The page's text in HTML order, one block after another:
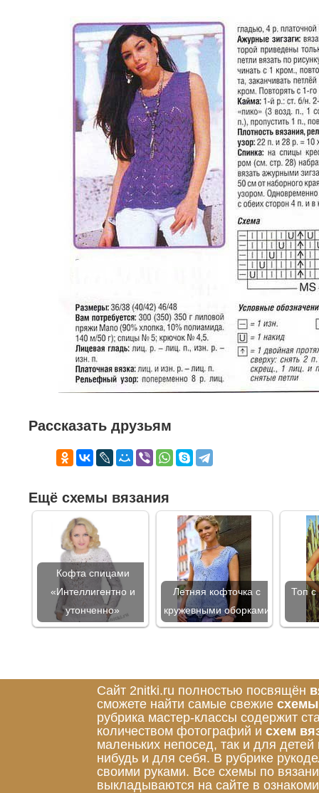
Рассказать друзьям
Ещё схемы вязания
Кофта спицами
«Интеллигентно и
утонченно»
Летняя кофточка с
кружевными оборками
Топ
Сайт 2nitki.ru полностью посвящён
сможете найти самые свежие схемы
рубрика мастер-классы содержит
количеством фотографий и схем
маленьких непосед, так и для
нибудь и для себя. В рубрике
своими руками. Все схемы по
выкладываются на сайте в